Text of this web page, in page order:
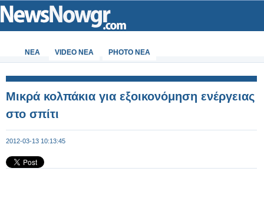
ΝΕΑ VIDEO NEA PHOTO NEA
Μικρά κολπάκια για εξοικονόμηση ενέργειας
στο σπίτι
2012-03-13 10:13:45